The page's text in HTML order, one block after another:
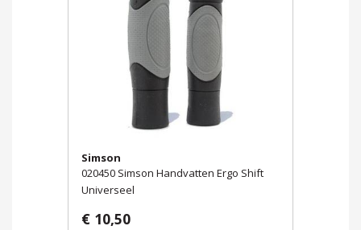
Simson
020450 Simson Handvatten Ergo Shift
Universeel
€ 10,50